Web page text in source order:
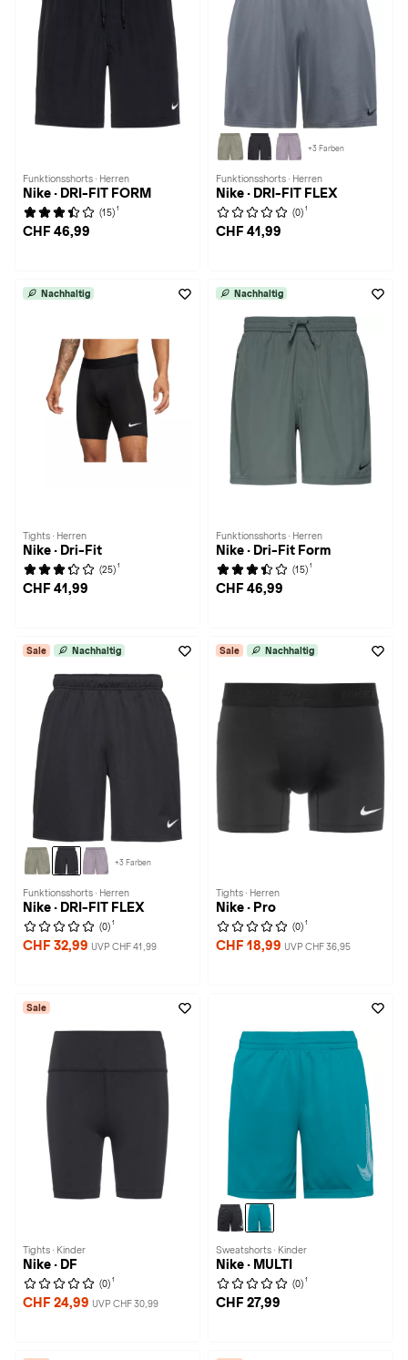
Funktionsshorts · Herren
Nike · DRI-FIT FORM
(15) 1
CHF 46,99
+3 Farben
Funktionsshorts · Herren
Nike · DRI-FIT FLEX
(0) 1
CHF 41,99
Nachhaltig
Tights · Herren
Nike · Dri-Fit
(25) 1
CHF 41,99
Nachhaltig
Funktionsshorts · Herren
Nike · Dri-Fit Form
(15) 1
CHF 46,99
Sale Nachhaltig
+3 Farben
Funktionsshorts · Herren
Nike · DRI-FIT FLEX
(0) 1
CHF 32,99 UVP CHF 41,99
Sale Nachhaltig
Tights · Herren
Nike · Pro
(0) 1
CHF 18,99 UVP CHF 36,95
Sale
Tights · Kinder
Nike · DF
(0) 1
CHF 24,99 UVP CHF 30,99
Sweatshorts · Kinder
Nike · MULTI
(0) 1
CHF 27,99